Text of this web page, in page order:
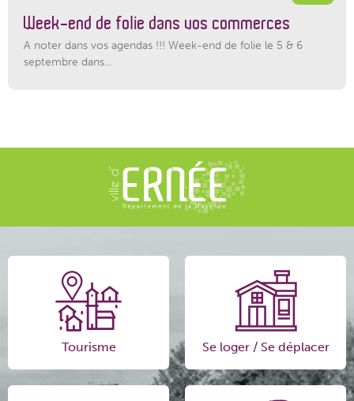
Week-end de folie dans vos commerces
A noter dans vos agendas !!! Week-end de folie le 5 & 6
septembre dans...
Tourisme Se loger / Se déplacer